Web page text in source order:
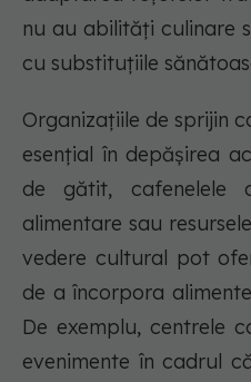
nu au abilități culinare
cu substituțiile
Organizațiile de sprijin
esențial în depășirea
de gătit, cafenelele
alimentare sau
vedere cultural pot
de a încorpora
De exemplu, centrele
evenimente în cadrul